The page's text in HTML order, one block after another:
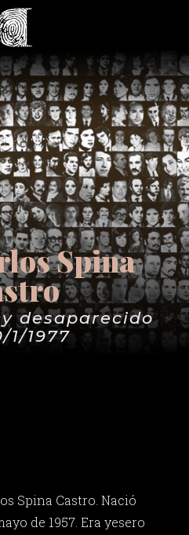
Spina
desaparecido
1/1977
Spina Castro. Nació
de 1957. Era yesero